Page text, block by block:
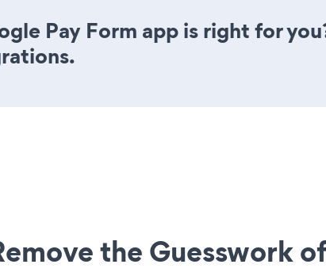
Pay Form app is right for
the Guesswork